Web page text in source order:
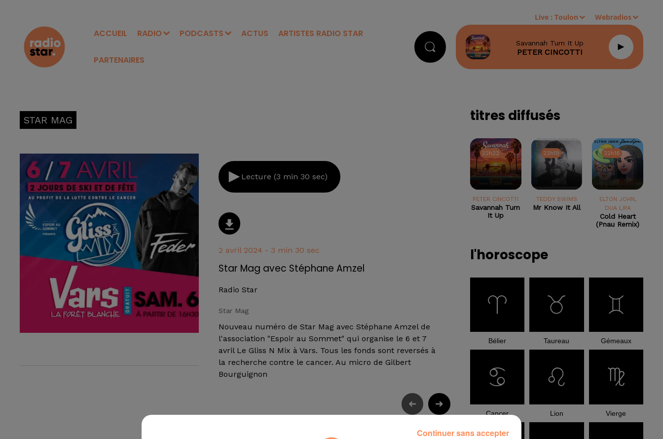
ACCUEIL RADIO PODCASTS ACTUS ARTISTES RADIO STAR
PARTENAIRES
Live :Toulon Webradios
Savannah Turn It Up
PETER CINCOTTI
STAR MAG
Lecture (3 min 30 sec)
2 avril 2024 - 3 min 30 sec
Star Mag avec Stéphane Amzel
Radio Star
Star Mag
Nouveau numéro de Star Mag avec Stéphane Amzel de
l'association "Espoir au Sommet" qui organise le 6 et 7
avril Le Gliss N Mix à Vars. Tous les fonds sont reversés à
la recherche contre le cancer. Au micro de Gilbert
Bourguignon
titres diffusés
22h22
22h22
PETER CINCOTTI
Savannah Turn
It Up
22h19
22h19
TEDDY SWIMS
Mr Know It All
22h16
22h16
ELTON JOHN,
DUA LIPA
Cold Heart
(pnau Remix)
l'horoscope
Bélier Taureau Gémeaux
Cancer Lion Vierge
Continuer sans accepter